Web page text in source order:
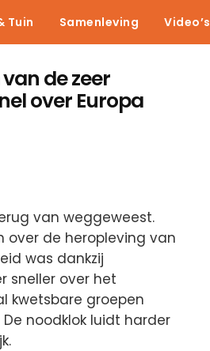
Tuin Samenleving Video’s
de zeer
over Europa
van weggeweest.
over de heropleving van
was dankzij
sneller over het
kwetsbare groepen
noodklok luidt harder